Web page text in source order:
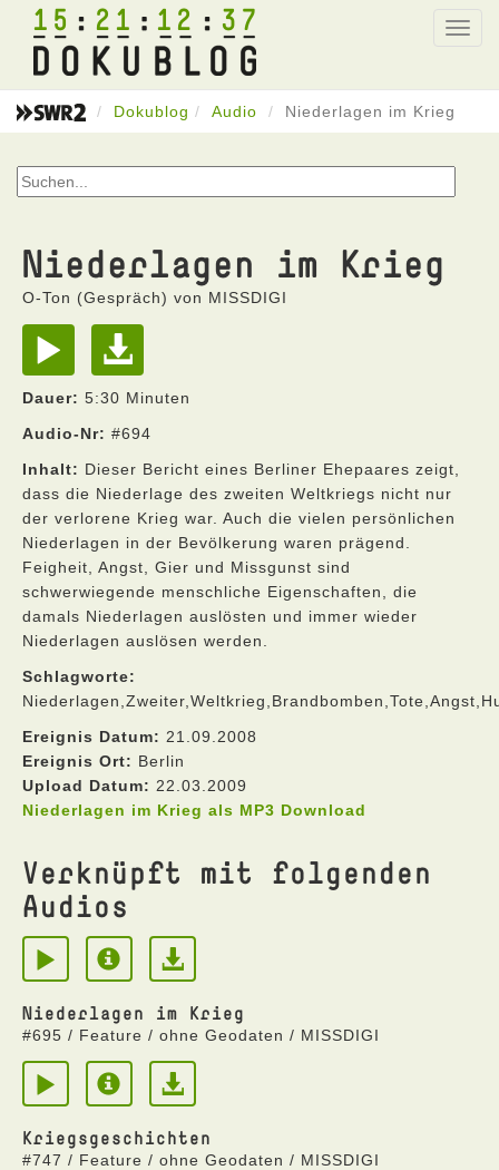
15 21 12 37
Dokublog Audio Niederlagen im Krieg
Niederlagen im Krieg
O-Ton (Gespräch) von MISSDIGI
Dauer: 5:30 Minuten
Audio-Nr: #694
Inhalt: Dieser Bericht eines Berliner Ehepaares zeigt,
dass die Niederlage des zweiten Weltkriegs nicht nur
der verlorene Krieg war. Auch die vielen persönlichen
Niederlagen in der Bevölkerung waren prägend.
Feigheit, Angst, Gier und Missgunst sind
schwerwiegende menschliche Eigenschaften, die
damals Niederlagen auslösten und immer wieder
Niederlagen auslösen werden.
Schlagworte:
Ereignis Datum: 21.09.2008
Ereignis Ort: Berlin
Upload Datum: 22.03.2009
Niederlagen im Krieg als MP3 Download
Verknüpft mit folgenden
Audios
Niederlagen im Krieg
#695 / Feature / ohne Geodaten / MISSDIGI
Kriegsgeschichten
#747 / Feature / ohne Geodaten / MISSDIGI